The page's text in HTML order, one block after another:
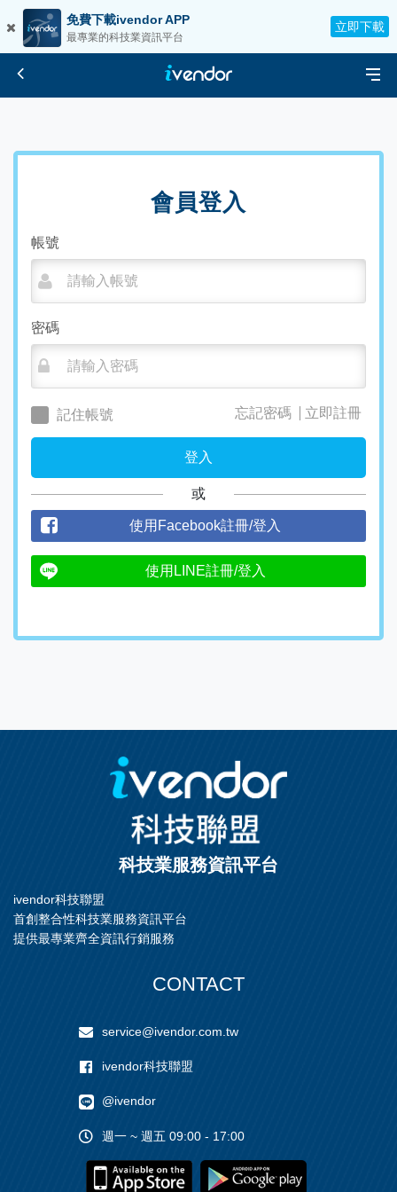
免費下載ivendor APP
最專業的科技業資訊平台
立即下載
會員登入
帳號
密碼
記住帳號 忘記密碼 立即註冊
登入
或
使用Facebook註冊/登入
使用LINE註冊/登入
科技業服務資訊平台
ivendor科技聯盟
首創整合性科技業服務資訊平台
提供最專業齊全資訊行銷服務
CONTACT
service@ivendor.com.tw
ivendor科技聯盟
@ivendor
週一 ~ 週五 09:00 - 17:00